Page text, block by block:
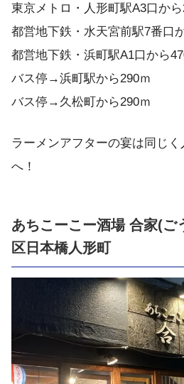
東京メトロ・人形町駅A3口から
都営地下鉄・水天宮前駅7番口
都営地下鉄・浜町駅A1口から
バス停→浜町駅から290ｍ
バス停→久松町から290ｍ
ラーメンアフターの宴は同じ
へ！
あちこーこー酒場 合家(ご
区日本橋人形町